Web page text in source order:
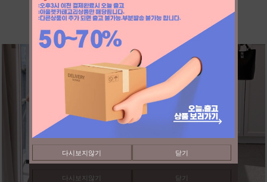
76,700
(20,000할인)
다시보지않기 닫기
다시보지않기 닫기